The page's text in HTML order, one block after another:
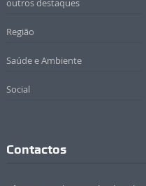
outros destaques
Região
Saúde e Ambiente
Social
Contactos